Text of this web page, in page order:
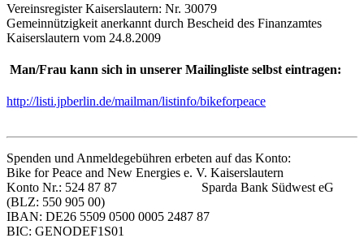
Vereinsregister Kaiserslautern: Nr. 30079
Gemeinnützigkeit anerkannt durch Bescheid des Finanzamtes
Kaiserslautern vom 24.8.2009
Man/Frau kann sich in unserer Mailingliste selbst eintragen:
http://listi.jpberlin.de/mailman/listinfo/bikeforpeace
Spenden und Anmeldegebühren erbeten auf das Konto:
Bike for Peace and New Energies e. V. Kaiserslautern
Konto Nr.: 524 87 87 Sparda Bank Südwest eG
(BLZ: 550 905 00)
IBAN: DE26 5509 0500 0005 2487 87
BIC: GENODEF1S01